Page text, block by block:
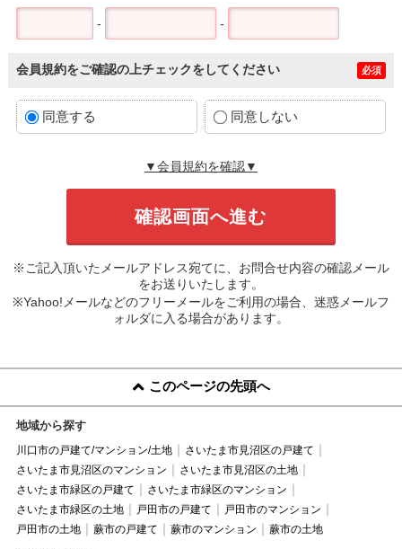
- -
会員規約をご確認の上チェックをしてください 必須
同意する 同意しない
▼会員規約を確認▼
※ご記入頂いたメールアドレス宛てに、お問合せ内容の確認メール
をお送りいたします。
※Yahoo!メールなどのフリーメールをご利用の場合、迷惑メールフ
ォルダに入る場合があります。
このページの先頭へ
地域から探す
川口市の戸建て/マンション/土地
さいたま市見沼区の戸建て
さいたま市見沼区のマンション
さいたま市見沼区の土地
さいたま市緑区の戸建て
さいたま市緑区のマンション
さいたま市緑区の土地
戸田市の戸建て
戸田市のマンション
戸田市の土地
蕨市の戸建て 蕨市のマンション 蕨市の土地